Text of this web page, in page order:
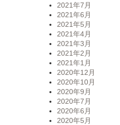
2021年7月
2021年6月
2021年5月
2021年4月
2021年3月
2021年2月
2021年1月
2020年12月
2020年10月
2020年9月
2020年7月
2020年6月
2020年5月